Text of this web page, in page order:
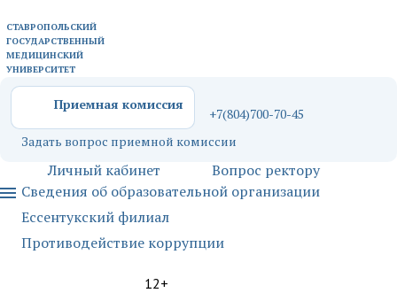
СТАВРОПОЛЬСКИЙ
ГОСУДАРСТВЕННЫЙ
МЕДИЦИНСКИЙ
УНИВЕРСИТЕТ
Приемная комиссия
+7(804)700-70-45
Задать вопрос приемной комиссии
Личный кабинет
Вопрос ректору
Сведения об образовательной организации
Ессентукский филиал
Противодействие коррупции
12+